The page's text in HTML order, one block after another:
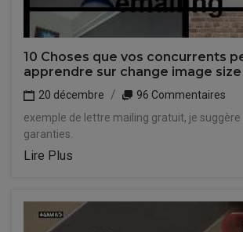
10 Choses que vos concurrents
apprendre sur change image
20 décembre
96 Commentaires
exemple de lettre mailing gratuit, je suggère
garanties.
Lire Plus